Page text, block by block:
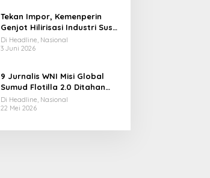
Tekan Impor, Kemenperin
Genjot Hilirisasi Industri Susu
Lewat Momen Hari Susu
Nusantara 2026
Di Headline, Nasional
3 Juni 2026
9 Jurnalis WNI Misi Global
Sumud Flotilla 2.0 Ditahan
Militer Israel, Kini Dibebaskan
dan Dievakuasi ke Istanbul
Di Headline, Nasional
22 Mei 2026